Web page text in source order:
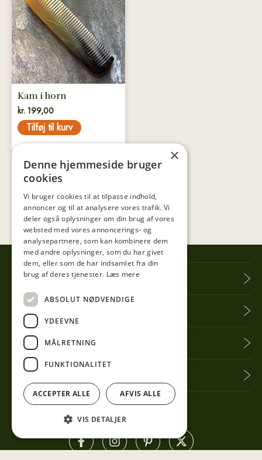
Kam i horn
kr. 199,00
Tilføj til kurv
Tibberup Høkeren
Information
Praktisk info
Få seneste nyt
×
Denne hjemmeside bruger
cookies
Vi bruger cookies til at tilpasse indhold,
annoncer og til at analysere vores trafik. Vi
deler også oplysninger om din brug af vores
websted med vores annoncerings- og
analysepartnere, som kan kombinere dem
med andre oplysninger, som du har givet
dem, eller som de har indsamlet fra din
brug af deres tjenester. Læs mere
ABSOLUT NØDVENDIGE
YDEEVNE
MÅLRETNING
FUNKTIONALITET
ACCEPTER ALLE AFVIS ALLE
VIS DETALJER